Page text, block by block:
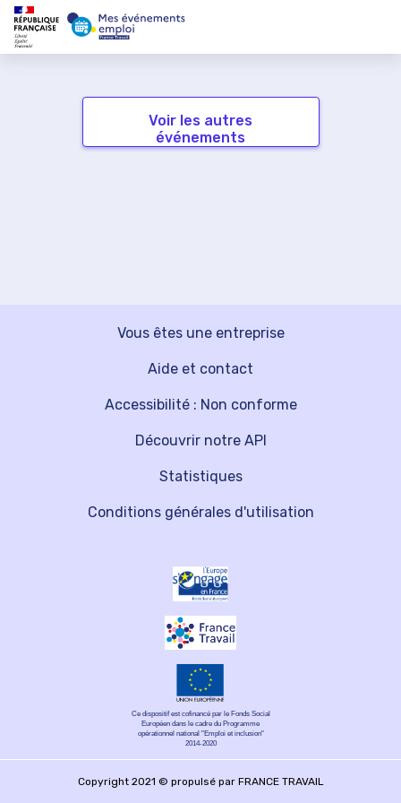
Voir les autres
événements
Vous êtes une entreprise
Découvrir notre API
Aide et contact
Statistiques
Accessibilité : Non conforme
Conditions générales d'utilisation
Ce dispositif est cofinancé par le Fonds Social
Européen dans le cadre du Programme
opérationnel national "Emploi et inclusion"
2014-2020
Copyright 2021 © propulsé par FRANCE TRAVAIL